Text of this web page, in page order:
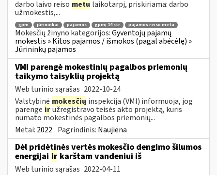
darbo laivo reiso metu laikotarpį, priskiriama: darbo
užmokestis,...
gpm jūrininkai pajamos gpmį 14 str pajamos reiso metu
Mokesčių žinyno kategorijos:Gyventojų pajamų
mokestis » Kitos pajamos / išmokos (pagal abėcėlę) »
Jūrininkų pajamos
VMI parengė mokestinių pagalbos priemonių
taikymo taisyklių projektą
Web turinio sąrašas 2022-10-24
Valstybinė mokesčių inspekcija (VMI) informuoja, jog
parengė iružregistravo teisės akto projektą, kuris
numato mokestinės pagalbos priemonių...
Metai: 2022 Pagrindinis: Naujiena
Dėl pridėtinės vertės mokesčio dengimo šilumos
energijai ir karštam vandeniui iš
Web turinio sąrašas 2022-04-11